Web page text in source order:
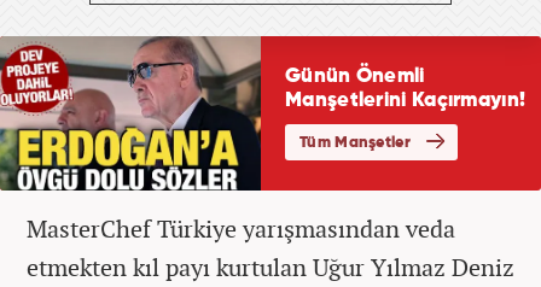
MasterChef Türkiye yarışmasından veda
etmekten kıl payı kurtulan Uğur Yılmaz Deniz